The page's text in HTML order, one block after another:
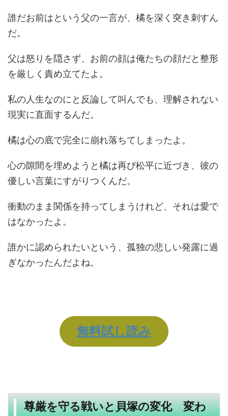
誰だお前はという父の一言が、橘を深く突き刺すん
だ。
父は怒りを隠さず、お前の顔は俺たちの顔だと整形
を厳しく責め立てたよ。
私の人生なのにと反論して叫んでも、理解されない
現実に直面するんだ。
橘は心の底で完全に崩れ落ちてしまったよ。
心の隙間を埋めようと橘は再び松平に近づき、彼の
優しい言葉にすがりつくんだ。
衝動のまま関係を持ってしまうけれど、それは愛で
はなかったよ。
誰かに認められたいという、孤独の悲しい発露に過
ぎなかったんだよね。
無料試し読み
尊厳を守る戦いと貝塚の変化 変わ